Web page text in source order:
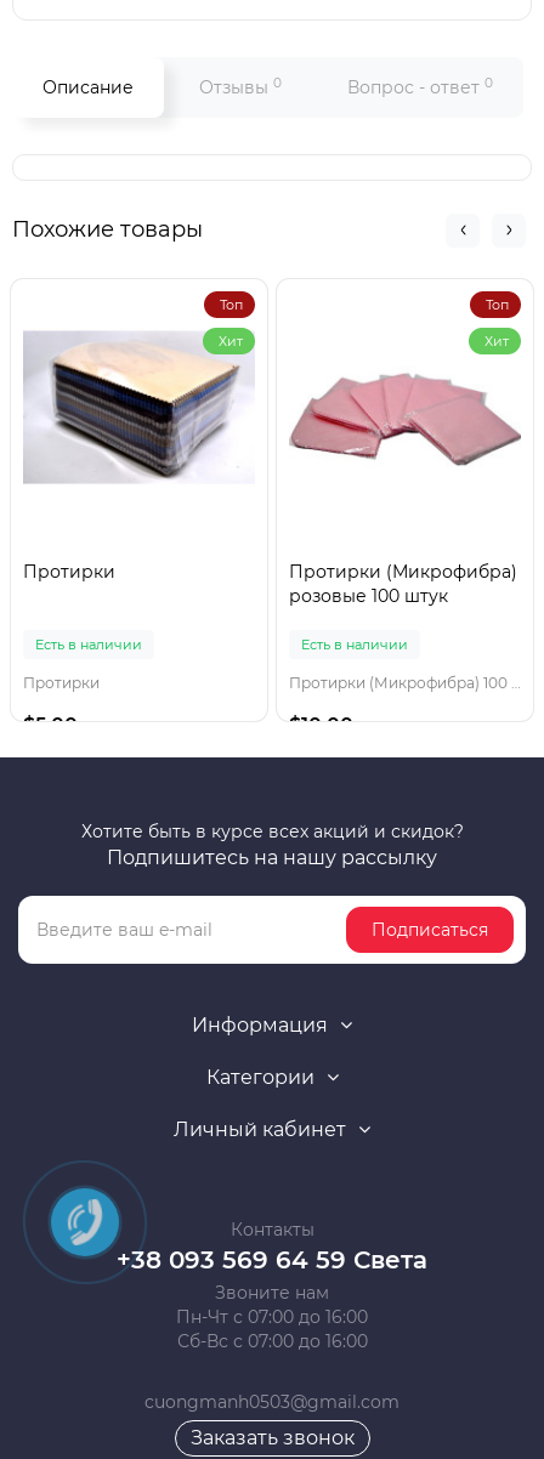
Описание Отзывы 0 Вопрос - ответ 0
Похожие товары
Топ
Хит
Протирки
Есть в наличии
Протирки
$5.00
Топ
Хит
Протирки (Микрофибра)
розовые 100 штук
Есть в наличии
Протирки (Микрофибра) 100 штук
$10.00
Хотите быть в курсе всех акций и скидок?
Подпишитесь на нашу рассылку
Подписаться
Информация
Категории
Личный кабинет
Контакты
+38 093 569 64 59 Света
Звоните нам
Пн-Чт с 07:00 до 16:00
Сб-Вс с 07:00 до 16:00
cuongmanh0503@gmail.com
Заказать звонок